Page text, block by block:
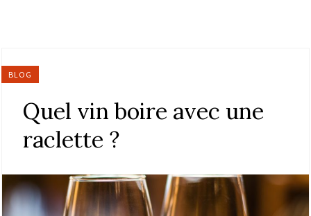
BLOG
Quel vin boire avec une
raclette ?